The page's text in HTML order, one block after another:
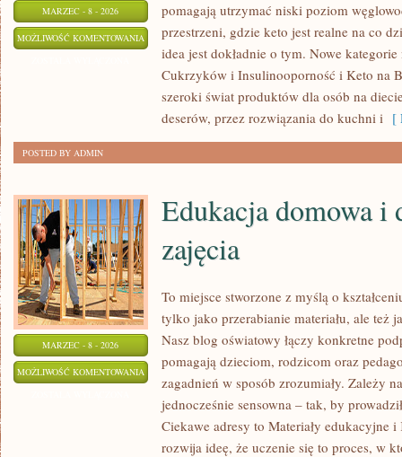
MARZEC - 8 - 2026
MOŻLIWOŚĆ KOMENTOWANIA PLANOWANIE
POSIŁKÓW
MENU
pomagają utrzymać niski poziom
przestrzeni, gdzie keto jest realne na co
idea jest dokładnie o tym. Nowe
Cukrzyków i Insulinooporność i Keto na
szeroki świat produktów dla osób na
deserów, przez rozwiązania do kuchni i [
POSTED BY ADMIN
MARZEC - 8 - 2026
MOŻLIWOŚĆ KOMENTOWANIA EDUKACJA
DOMOWA
Edukacja domowa i
zajęcia
To miejsce stworzone z myślą o
tylko jako przerabianie materiału, ale też
Nasz blog oświatowy łączy konkretne
pomagają dzieciom, rodzicom oraz
zagadnień w sposób zrozumiały. Zależy
jednocześnie sensowna – tak, by
Ciekawe adresy to Materiały edukacyjne
rozwija ideę, że uczenie się to proces, w